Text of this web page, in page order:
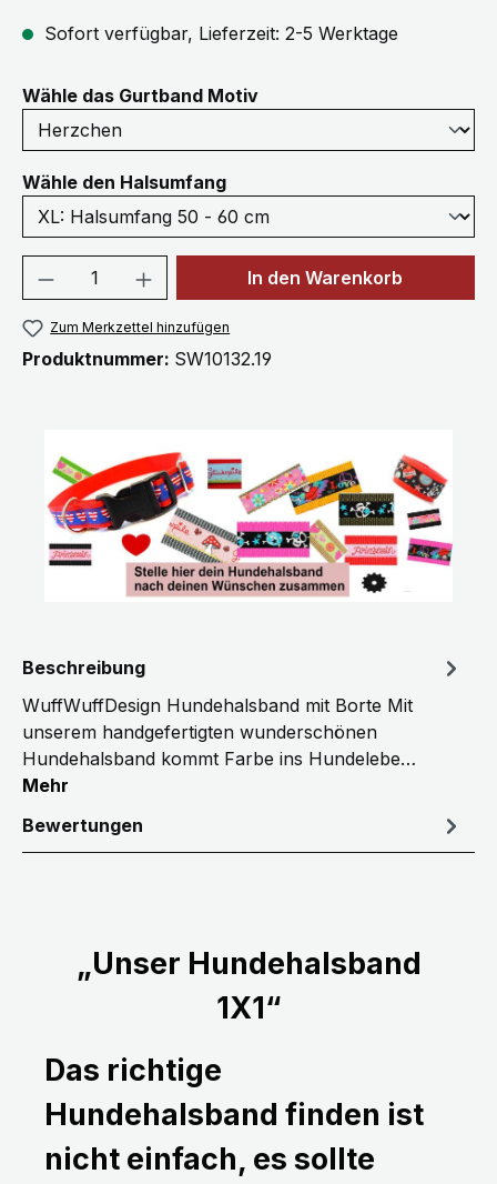
Sofort verfügbar, Lieferzeit: 2-5 Werktage
Wähle das Gurtband Motivauswählen
Wähle den Halsumfangauswählen
Produkt Anzahl: Gib denIn den Warenkorb
Zum Merkzettel hinzufügen
Produktnummer: SW10132.19
Beschreibung
WuffWuffDesign Hundehalsband mit Borte Mit
unserem handgefertigten wunderschönen
Hundehalsband kommt Farbe ins Hundelebe…
Mehr
Bewertungen
„Unser Hundehalsband
1X1“
Das richtige
Hundehalsband finden ist
nicht einfach, es sollte